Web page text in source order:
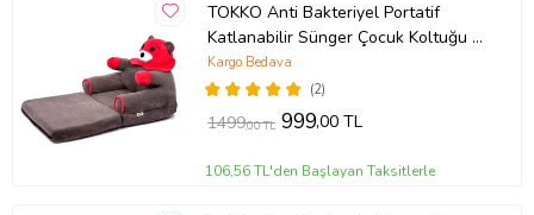
TOKKO Anti Bakteriyel Portatif
Katlanabilir Sünger Çocuk Koltuğu -
Panda, Ayıcık Koltuk - Elyaf Dolgulu
Çocuk Yatağı (Kırmızı)
(2)
Kargo Bedava
1499,00 TL 999,00 TL
106,56 TL'den Başlayan Taksitlerle